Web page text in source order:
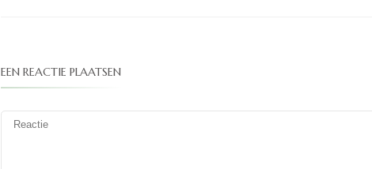
EEN REACTIE PLAATSEN